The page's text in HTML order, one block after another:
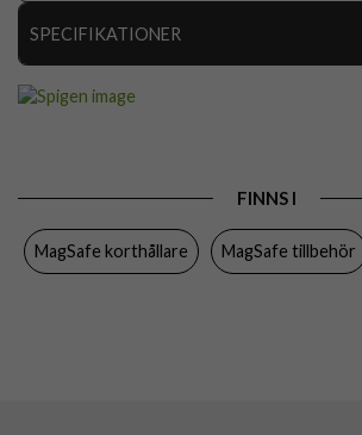
SPECIFIKATIONER
Varumärke
FINNS I
MagSafe korthållare MagSafe tillbehör